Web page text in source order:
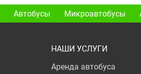
Автобусы Микроавтобусы
НАШИ УСЛУГИ
Аренда автобуса